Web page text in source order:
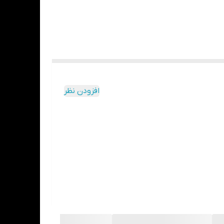
افزودن نظر